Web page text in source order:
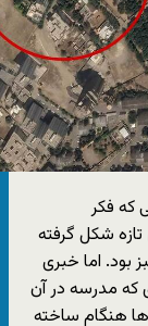
به سال ۱۳۸۲٫ زمانی که فکر
تازه شکل گرفته
بود. اما خبری
که مدرسه در آن
و بعدها هنگام ساخته